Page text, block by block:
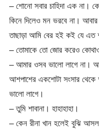
– শোনো সবার চাহিদা এক না।
কিনে দিলেও মন ভরবে না।
তাছাড়া আমি বের হই কই যে এত
– তোমাকে তো জোর করেও কোথাও
– আমার ওসব ভালো লাগে না।
আশপাশের একশোটা সংসার
ভালো লাগে।
– তুমি শাবানা। হাহাহাহা।
– কেন রীনা খান হলেই বুঝি আসল